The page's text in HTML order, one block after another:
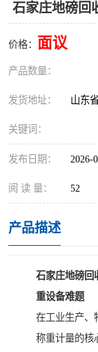
石家庄地磅回
价格： 面议
产品数量：
发货地址： 山东
关键词：
发布日期： 2026-
阅 读 量： 52
产品描述
石家庄地磅回
重设备难题
在工业生产、
称重计量的核